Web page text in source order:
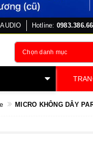
Hotline:
Chọn danh mục
MICRO KHÔNG DÂY